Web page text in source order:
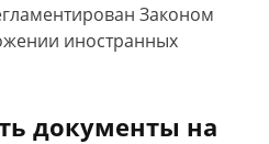
Законом
иностранных
документы на